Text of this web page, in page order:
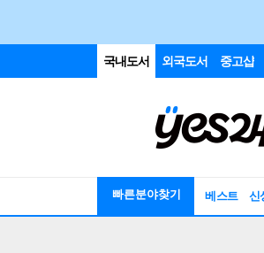
국내도서 외국도서 중고샵
빠른분야찾기 베스트 신